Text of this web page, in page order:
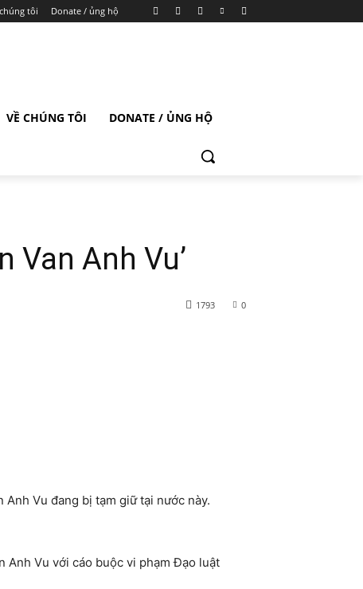
tôi Donate / ủng hộ
VỀ CHÚNG TÔI DONATE / ỦNG HỘ
Van Anh Vu’
0
1793
Anh Vu đang bị tạm giữ tại nước này.
Anh Vu với cáo buộc vi phạm Đạo luật